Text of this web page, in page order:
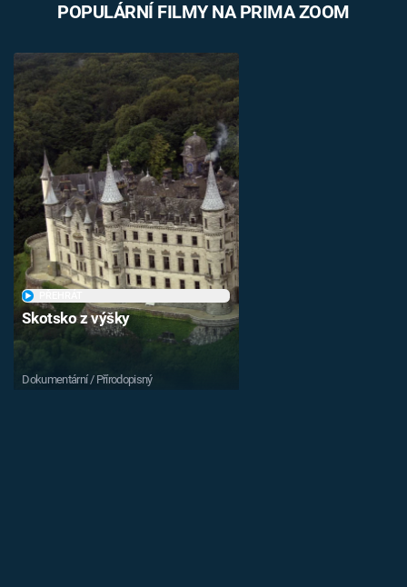
POPULÁRNÍ FILMY NA PRIMA ZOOM
Skotsko z výšky
Dokumentární / Přírodopisný